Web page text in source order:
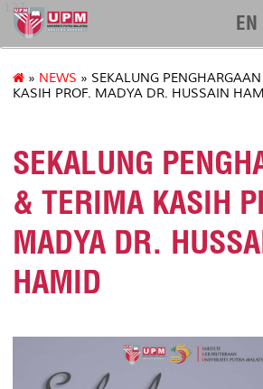
127
EN
» NEWS » SEKALUNG
KASIH PROF. MADYA DR. HUSSAIN
SEKALUNG
& TERIMA KASIH
MADYA DR.
HAMID